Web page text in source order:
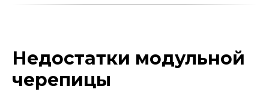
Недостатки модульной
черепицы